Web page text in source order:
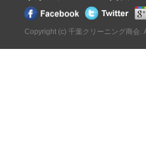
Copyright (c) 千葉クリーニング商会.